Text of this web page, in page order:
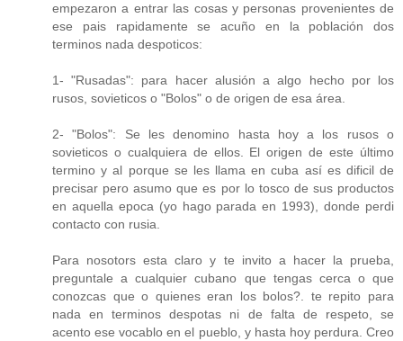
empezaron a entrar las cosas y personas provenientes de
ese pais rapidamente se acuño en la población dos
terminos nada despoticos:
1- "Rusadas": para hacer alusión a algo hecho por los
rusos, sovieticos o "Bolos" o de origen de esa área.
2- "Bolos": Se les denomino hasta hoy a los rusos o
sovieticos o cualquiera de ellos. El origen de este último
termino y al porque se les llama en cuba así es dificil de
precisar pero asumo que es por lo tosco de sus productos
en aquella epoca (yo hago parada en 1993), donde perdi
contacto con rusia.
Para nosotors esta claro y te invito a hacer la prueba,
preguntale a cualquier cubano que tengas cerca o que
conozcas que o quienes eran los bolos?. te repito para
nada en terminos despotas ni de falta de respeto, se
acento ese vocablo en el pueblo, y hasta hoy perdura. Creo